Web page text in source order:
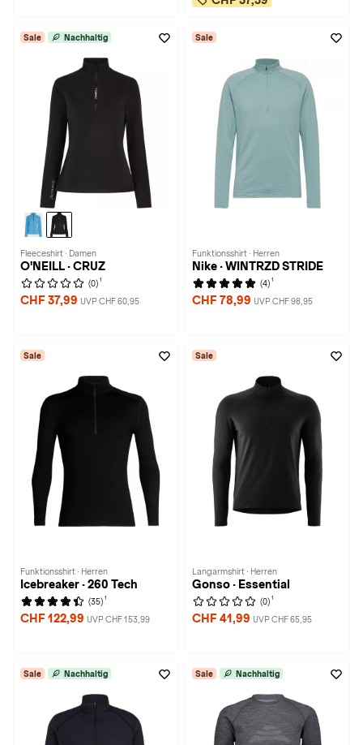
Sale Nachhaltig
Fleeceshirt · Damen
O'NEILL · CRUZ
(0) 1
CHF 37,99 UVP CHF 60,95
Sale
Funktionsshirt · Herren
Nike · WINTRZD STRIDE
(4) 1
CHF 78,99 UVP CHF 98,95
Sale
Funktionsshirt · Herren
Icebreaker · 260 Tech
(35) 1
CHF 122,99 UVP CHF 153,99
Sale
Langarmshirt · Herren
Gonso · Essential
(0) 1
CHF 41,99 UVP CHF 65,95
Sale Nachhaltig Sale Nachhaltig